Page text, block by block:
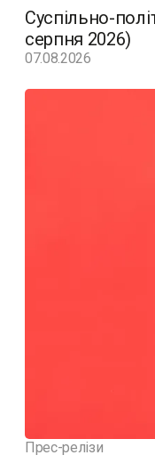
Суспільно-
серпня 2026)
07.08.2026
Прес-релізи